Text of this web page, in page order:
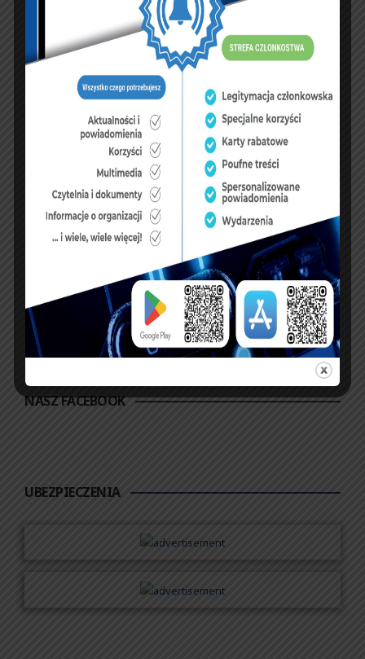
PREVIOUS ARTICLE
Obchody Katyńskie w
Opolu
NEXT ARTICLE
Wręczenie aktu
Komendantowi
Centralnego Ośrodka
Szkolenia Służby
Więziennej w Kaliszu
Zobacz księgę
dopisz do księgi
NASZ FACEBOOK
UBEZPIECZENIA